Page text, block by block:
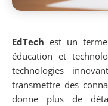
EdTech est un
éducation et
technologies
transmettre des
donne plus de